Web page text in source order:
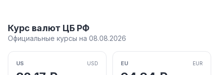
Курс валют ЦБ РФ
Официальные курсы на 08.08.2026
US USD EU EUR